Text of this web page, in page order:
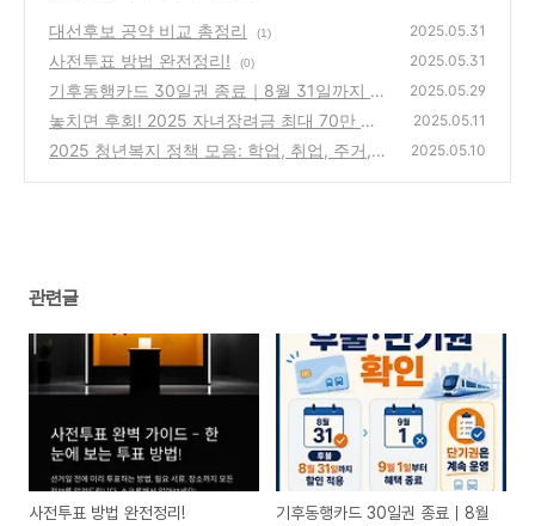
대선후보 공약 비교 총정리 (1) 2025.05.31
사전투표 방법 완전정리! (0) 2025.05.31
기후동행카드 30일권 종료｜8월 31일까지 충
전·9월 이용기한·페이백 확인
(0)
2025.05.29
놓치면 후회! 2025 자녀장려금 최대 70만 원
받는 방법 총정리
(0)
2025.05.11
2025 청년복지 정책 모음: 학업, 취업, 주거,
2025.05.10
관련글
사전투표 방법 완전정리!
기후동행카드 30일권 종료｜8월